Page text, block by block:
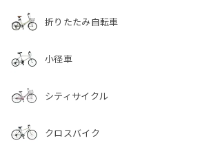
折りたたみ自転車
小径車
シティサイクル
クロスバイク
このたびは、商品にシートピン
ましたこと、心よりお詫び申し
かけしましたこと、重ねてお詫
付属品確認をより徹底するとと